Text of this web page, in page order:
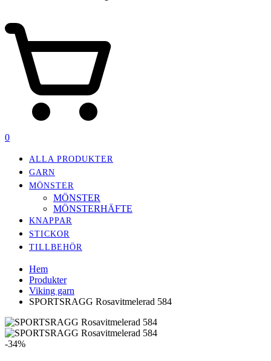
0
ALLA PRODUKTER
GARN
MÖNSTER
MÖNSTER
MÖNSTERHÄFTE
KNAPPAR
STICKOR
TILLBEHÖR
Hem
Produkter
Viking garn
SPORTSRAGG Rosavitmelerad 584
-34%